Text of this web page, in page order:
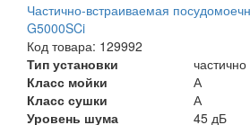
Частично-встраиваемая
G5000SCi
Код товара: 129992
Тип установки
Класс мойки
А
Класс сушки
А
Уровень шума
45 дБ